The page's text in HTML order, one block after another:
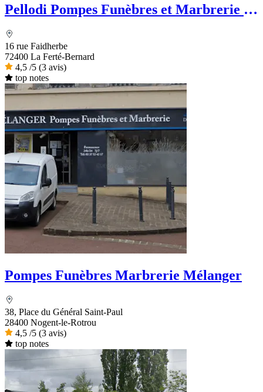
Pellodi Pompes Funèbres et Marbrerie -
16 rue Faidherbe
72400 La Ferté-Bernard
4,5 /5 (3 avis)
top notes
Pompes Funèbres Marbrerie Mélanger
38, Place du Général Saint-Paul
28400 Nogent-le-Rotrou
4,5 /5 (3 avis)
top notes